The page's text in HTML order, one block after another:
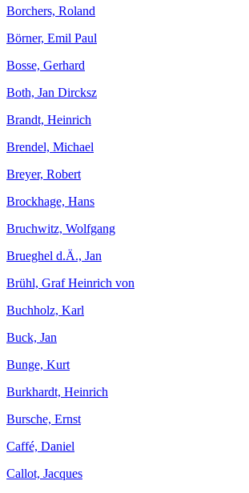
Borchers, Roland
Börner, Emil Paul
Bosse, Gerhard
Both, Jan Dircksz
Brandt, Heinrich
Brendel, Michael
Breyer, Robert
Brockhage, Hans
Bruchwitz, Wolfgang
Brueghel d.Ä., Jan
Brühl, Graf Heinrich von
Buchholz, Karl
Buck, Jan
Bunge, Kurt
Burkhardt, Heinrich
Bursche, Ernst
Caffé, Daniel
Callot, Jacques